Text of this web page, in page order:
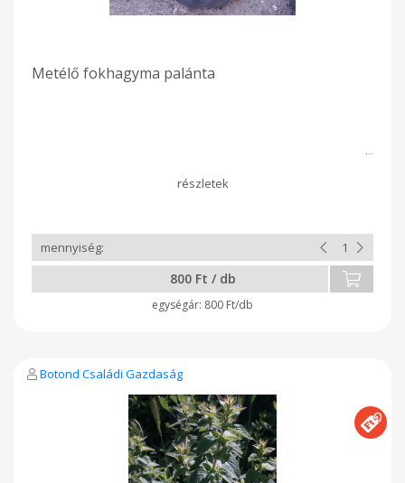
Metélő fokhagyma palánta
800 Ft / db
800 Ft/db
Botond Családi Gazdaság